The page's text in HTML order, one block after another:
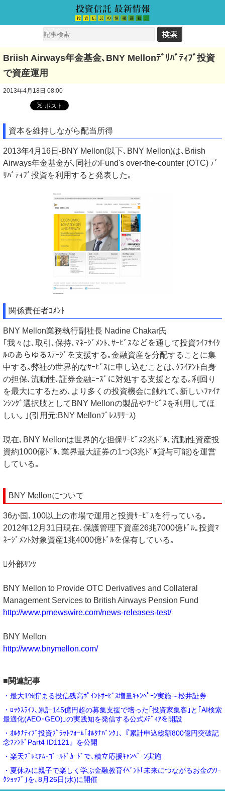
Briish Airways年金基金､BNY Mellonﾃﾞﾘﾊﾞﾃｨﾌﾞ投資
で資産運用
2013年4月18日 08:00
資本を維持しながら配当所得
2013年4月16日-BNY Mellon(以下､BNY Mellon)は､Briish
Airways年金基金が､同社のFund's over-the-counter (OTC) ﾃﾞ
ﾘﾊﾞﾃｨﾌﾞ投資を利用すると発表した｡
関係責任者ｺﾒﾝﾄ
BNY Mellon業務執行副社長 Nadine Chakar氏
｢我々は､取引､保持､ﾏﾈｰｼﾞﾒﾝﾄ､ｻｰﾋﾞｽなどを通して投資ﾗｲﾌｻｲｸ
ﾙのあらゆるｽﾃｰｼﾞを支援する｡金融資産を分配することに集
中する｡弊社の世界的なｻｰﾋﾞｽに申し込むことは､ｸﾗｲｱﾝﾄ自身
の担保､流動性､証券金融ﾆｰｽﾞに対処する支援となる｡利回り
を最大にするため､より多くの投資機会に触れて､新しいﾌｧｲﾅ
ﾝｼﾝｸﾞ選択肢としてBNY Mellonの製品やｻｰﾋﾞｽを利用してほ
しい｡ ｣(引用元;BNY Mellonﾌﾟﾚｽﾘﾘｰｽ)
現在､BNY Mellonは世界的な担保ｻｰﾋﾞｽ2兆ﾄﾞﾙ､流動性資産投
資約1000億ﾄﾞﾙ､業界最大証券の1つ(3兆ﾄﾞﾙ貸与可能)を運営
している｡
BNY Mellonについて
36か国､100以上の市場で運用と投資ｻｰﾋﾞｽを行っている｡
2012年12月31日現在､保護管理下資産26兆7000億ﾄﾞﾙ｡投資ﾏ
ﾈｰｼﾞﾒﾝﾄ対象資産1兆4000億ﾄﾞﾙを保有している｡
外部ﾘﾝｸ
BNY Mellon to Provide OTC Derivatives and Collateral
Management Services to British Airways Pension Fund
http://www.prnewswire.com/news-releases-test/
BNY Mellon
http://www.bnymellon.com/
■関連記事
・最大1%貯まる投信残高ﾎﾟｲﾝﾄｻｰﾋﾞｽ増量ｷｬﾝﾍﾟｰﾝ実施～松井証券
・ﾛｯｸｽﾗｲﾌ､累計145億円超の募集支援で培った｢投資家集客｣と｢AI検索
最適化(AEO･GEO)｣の実践知を発信する公式ﾒﾃﾞｨｱを開設
・ｵﾙﾀﾅﾃｨﾌﾞ投資ﾌﾟﾗｯﾄﾌｫｰﾑ｢ｵﾙﾀﾅﾊﾞﾝｸ｣､『累計申込総額800億円突破記
念ﾌｧﾝﾄﾞPart4 ID1121』を公開
・楽天ﾌﾟﾚﾐｱﾑ･ｺﾞｰﾙﾄﾞｶｰﾄﾞで､積立応援ｷｬﾝﾍﾟｰﾝ実施
・夏休みに親子で楽しく学ぶ金融教育ｲﾍﾞﾝﾄ｢未来につながるお金のﾜｰ
ｸｼｮｯﾌﾟ｣を､8月26日(水)に開催